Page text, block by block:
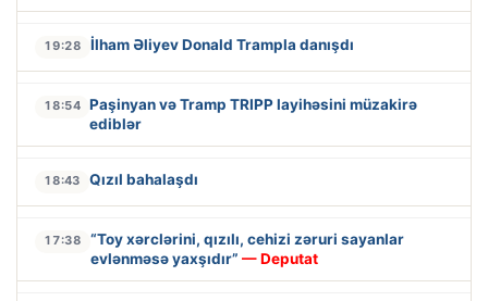
19:28 İlham Əliyev Donald Trampla danışdı
18:54 Paşinyan və Tramp TRIPP layihəsini müzakirə
ediblər
18:43 Qızıl bahalaşdı
17:38
“Toy xərclərini, qızılı, cehizi zəruri sayanlar
evlənməsə yaxşıdır” — Deputat